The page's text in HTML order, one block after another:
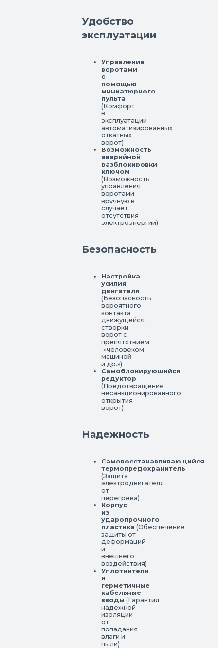
Удобство
эксплуатации
Управление
воротами
с
помощью
миниатюрного
пульта
(Комфорт
в
эксплуатации
автоматизированных
откатных
ворот)
Возможность
аварийной
разблокировки
ключом
(Возможность
управления
воротами
вручную в
случает
отсутствия
электроэнергии)
Безопасность
Настройка
усилия
двигателя
(Безопасность
вероятного
контакта
движущейся
створки
ворот с
препятствием
-«человеком,
машиной
и др.»)
Самоблокирующийся
редуктор
(Предотвращение
несанкционированного
открытия
ворот)
Надежность
Самовосстанавливающийся
термопредохранитель
(Защита
электродвигателя
от
перегрева)
Корпус
из
ударопрочного
пластика (Обеспечение
защиты от
деформаций
и
внешнего
воздействия)
Уплотнители
и
герметичные
кабельные
вводы (Гарантия
надежной
изоляции
от
попадания
влаги и
пыли)